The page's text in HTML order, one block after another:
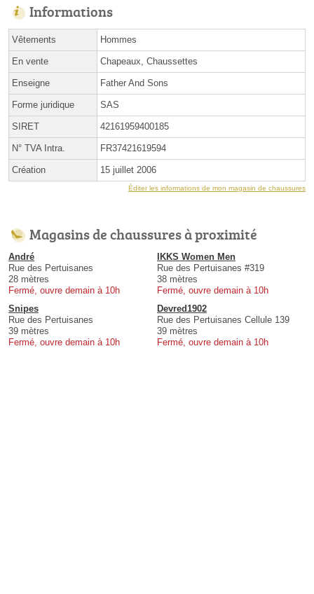
Informations
Vêtements Hommes
En vente Chapeaux, Chaussettes
Enseigne Father And Sons
Forme juridique SAS
SIRET 42161959400185
N° TVA Intra. FR37421619594
Création 15 juillet 2006
Éditer les informations de mon magasin de chaussures
Magasins de chaussures à proximité
André
Rue des Pertuisanes
28 mètres
Fermé, ouvre demain à 10h
IKKS Women Men
Rue des Pertuisanes #319
38 mètres
Fermé, ouvre demain à 10h
Snipes
Rue des Pertuisanes
39 mètres
Fermé, ouvre demain à 10h
Devred1902
Rue des Pertuisanes Cellule 139
39 mètres
Fermé, ouvre demain à 10h